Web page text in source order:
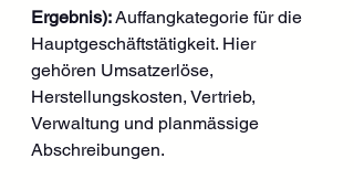
Ergebnis): Auffangkategorie für die
Hauptgeschäftstätigkeit. Hier
gehören Umsatzerlöse,
Herstellungskosten, Vertrieb,
Verwaltung und planmässige
Abschreibungen.